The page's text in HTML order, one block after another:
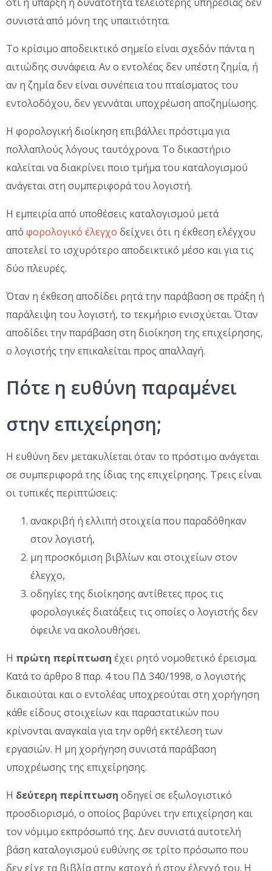
συνιστά από μόνη της υπαιτιότητα.
Το κρίσιμο αποδεικτικό σημείο είναι σχεδόν πάντα η
αιτιώδης συνάφεια. Αν ο εντολέας δεν υπέστη ζημία, ή
αν η ζημία δεν είναι συνέπεια του πταίσματος του
εντολοδόχου, δεν γεννάται υποχρέωση αποζημίωσης.
Η φορολογική διοίκηση επιβάλλει πρόστιμα για
πολλαπλούς λόγους ταυτόχρονα. Το δικαστήριο
καλείται να διακρίνει ποιο τμήμα του καταλογισμού
ανάγεται στη συμπεριφορά του λογιστή.
Η εμπειρία από υποθέσεις καταλογισμού μετά
από φορολογικό έλεγχο δείχνει ότι η έκθεση ελέγχου
αποτελεί το ισχυρότερο αποδεικτικό μέσο και για τις
δύο πλευρές.
Όταν η έκθεση αποδίδει ρητά την παράβαση σε πράξη ή
παράλειψη του λογιστή, το τεκμήριο ενισχύεται. Όταν
αποδίδει την παράβαση στη διοίκηση της επιχείρησης,
ο λογιστής την επικαλείται προς απαλλαγή.
Πότε η ευθύνη παραμένει
στην επιχείρηση;
Η ευθύνη δεν μετακυλίεται όταν το πρόστιμο ανάγεται
σε συμπεριφορά της ίδιας της επιχείρησης. Τρεις είναι
οι τυπικές περιπτώσεις:
ανακριβή ή ελλιπή στοιχεία που παραδόθηκαν
στον λογιστή,
μη προσκόμιση βιβλίων και στοιχείων στον
έλεγχο,
οδηγίες της διοίκησης αντίθετες προς τις
φορολογικές διατάξεις τις οποίες ο λογιστής δεν
όφειλε να ακολουθήσει.
Η πρώτη περίπτωση έχει ρητό νομοθετικό έρεισμα.
Κατά το άρθρο 8 παρ. 4 του ΠΔ 340/1998, ο λογιστής
δικαιούται και ο εντολέας υποχρεούται στη χορήγηση
κάθε είδους στοιχείων και παραστατικών που
κρίνονται αναγκαία για την ορθή εκτέλεση των
εργασιών. Η μη χορήγηση συνιστά παράβαση
υποχρέωσης της επιχείρησης.
Η δεύτερη περίπτωση οδηγεί σε εξωλογιστικό
προσδιορισμό, ο οποίος βαρύνει την επιχείρηση και
τον νόμιμο εκπρόσωπό της. Δεν συνιστά αυτοτελή
βάση καταλογισμού ευθύνης σε τρίτο πρόσωπο που
δεν είχε τα βιβλία στην κατοχή ή στον έλεγχό του. Η